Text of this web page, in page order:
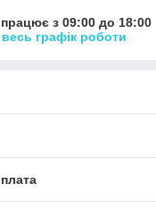
з 09:00 до 18:00
графік роботи